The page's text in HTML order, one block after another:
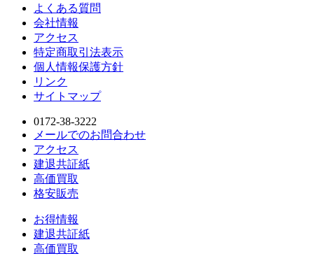
よくある質問
会社情報
アクセス
特定商取引法表示
個人情報保護方針
リンク
サイトマップ
0172-38-3222
メールでのお問合わせ
アクセス
建退共証紙
高価買取
格安販売
お得情報
建退共証紙
高価買取